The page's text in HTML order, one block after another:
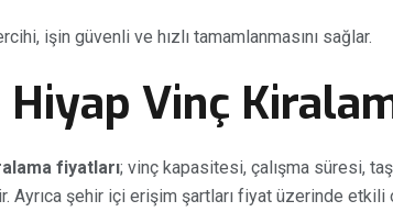
işin güvenli ve hızlı tamamlanmasını sağlar.
Hiyap Vinç
fiyatları; vinç kapasitesi, çalışma süresi,
Ayrıca şehir içi erişim şartları fiyat üzerinde etkili